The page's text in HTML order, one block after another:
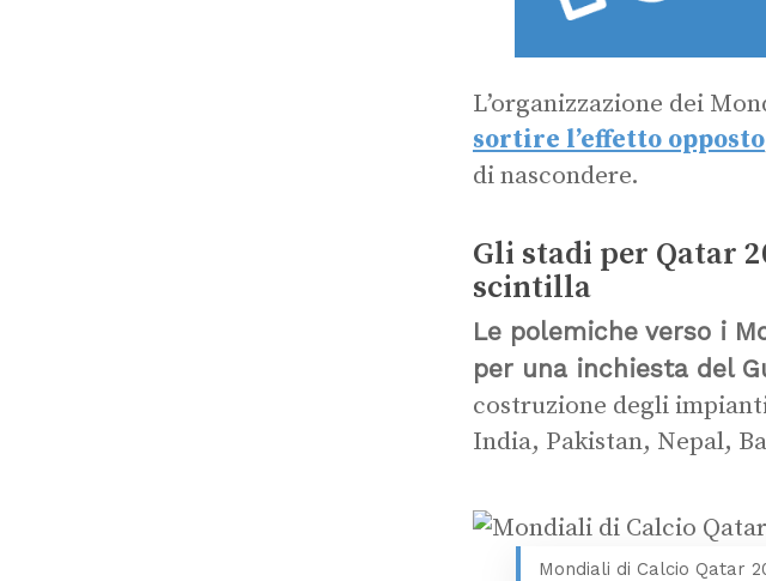
L’organizzazione dei
sortire l’effetto opposto
di nascondere.
Gli stadi per Qatar
scintilla
Le polemiche verso i
per una inchiesta del
costruzione degli
India, Pakistan, Nepal,
Mondiali di Calcio Qatar